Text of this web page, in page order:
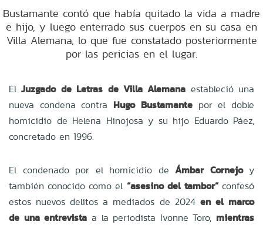
Bustamante contó que había quitado la vida a madre
e hijo, y luego enterrado sus cuerpos en su casa en
Villa Alemana, lo que fue constatado posteriormente
por las pericias en el lugar.
El Juzgado de Letras de Villa Alemana estableció una
nueva condena contra Hugo Bustamantepor el doble
homicidio de Helena Hinojosa y su hijo Eduardo Páez,
concretado en 1996.
El condenado por el homicidio de Ámbar Cornejoy
también conocido como el “asesino del tambor”confesó
estos nuevos delitos a mediados de 2024 en el marco
de una entrevista a la periodista Ivonne Toro, mientras